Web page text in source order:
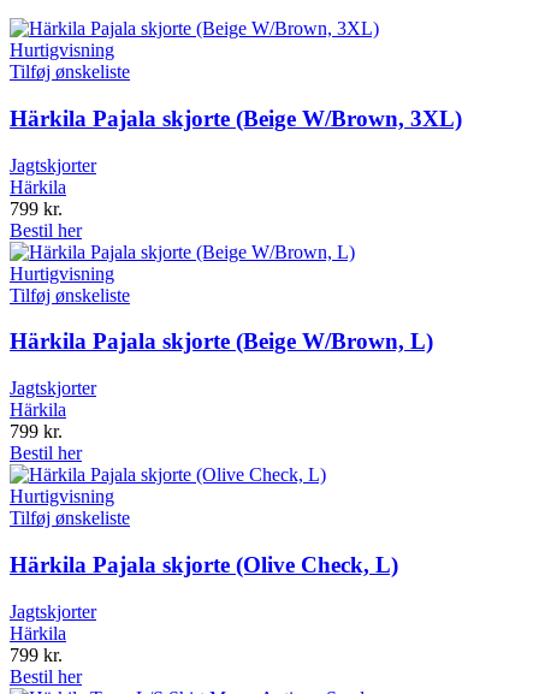
Hurtigvisning
Tilføj ønskeliste
Härkila Pajala skjorte (Beige W/Brown, 3XL)
Jagtskjorter
Härkila
799 kr.
Bestil her
Hurtigvisning
Tilføj ønskeliste
Härkila Pajala skjorte (Beige W/Brown, L)
Jagtskjorter
Härkila
799 kr.
Bestil her
Hurtigvisning
Tilføj ønskeliste
Härkila Pajala skjorte (Olive Check, L)
Jagtskjorter
Härkila
799 kr.
Bestil her